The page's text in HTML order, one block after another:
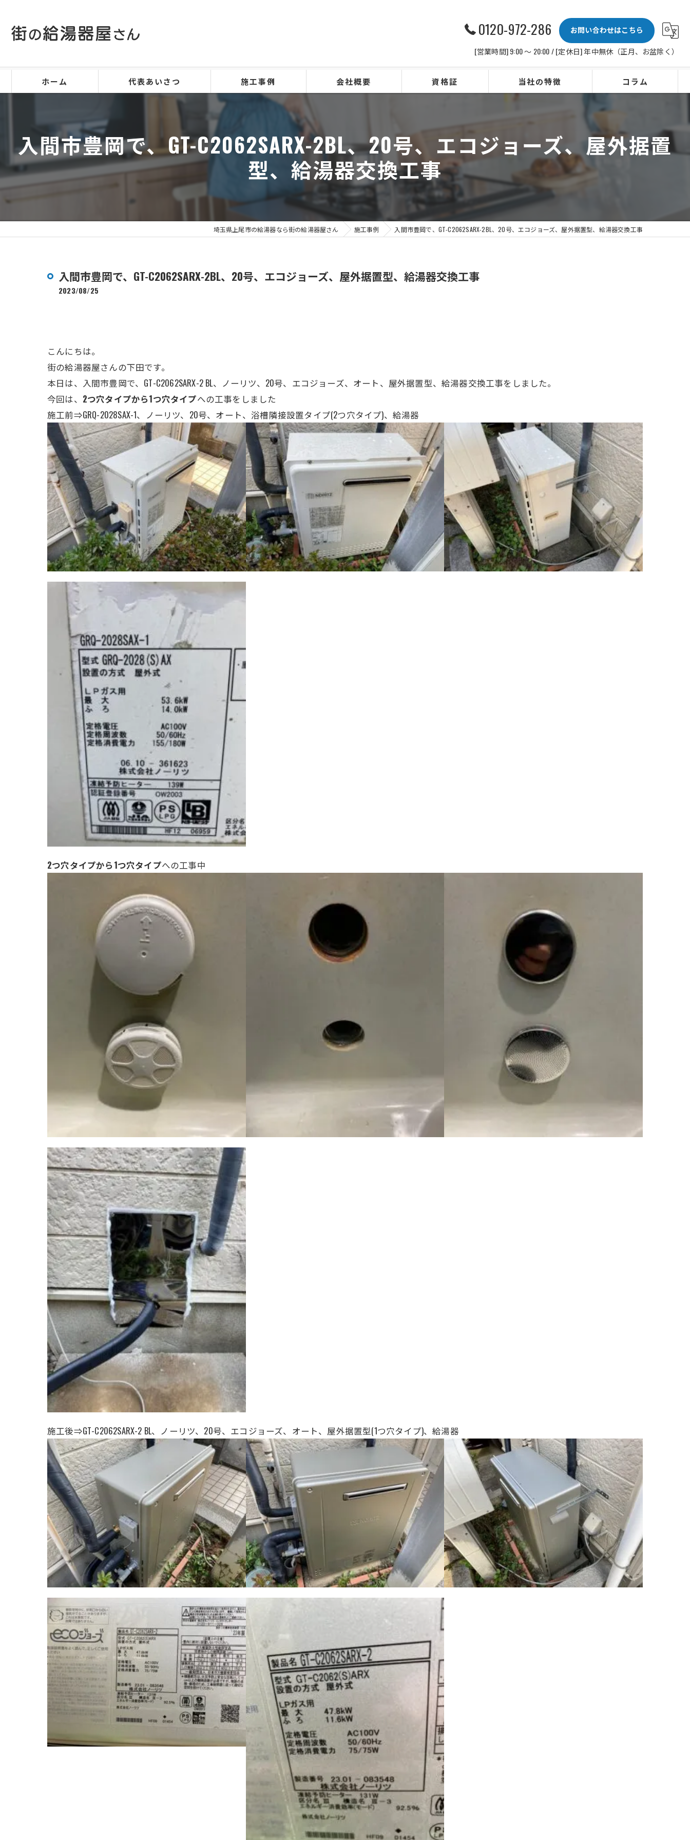
0120-972-286
お問い合わせはこちら
[営業時間] 9:00 〜 20:00 / [定休日] 年中無休（正月、お盆除く）
ホーム 代表あいさつ 施工事例 会社概要 資格証 当社の特徴
レンジフード
IHクッキングヒーター
ビルトイン食洗機
浴室換気扇
コラム
入間市豊岡で、GT-C2062SARX-2BL、20号、エコジョーズ、屋外据置
型、給湯器交換工事
埼玉県上尾市の給湯器なら街の給湯器屋さん 施工事例 入間市豊岡で、GT-C2062SARX-2BL、20号、エコジョーズ、屋外据置型、給湯器交換工事
入間市豊岡で、GT-C2062SARX-2BL、20号、エコジョーズ、屋外据置型、給湯器交換工事
2023/08/25
こんにちは。
街の給湯器屋さんの下田です。
本日は、入間市豊岡で、GT-C2062SARX-2 BL、ノーリツ、20号、エコジョーズ、オート、屋外据置型、給湯器交換工事をしました。
今回は、 2つ穴タイプから1つ穴タイプへの工事をしました
施工前⇒GRQ-2028SAX-1、ノーリツ、20号、オート、浴槽隣接設置タイプ(2つ穴タイプ)、給湯器
2つ穴タイプから1つ穴タイプへの工事中
施工後⇒GT-C2062SARX-2 BL、ノーリツ、20号、エコジョーズ、オート、屋外据置型(1つ穴タイプ)、給湯器